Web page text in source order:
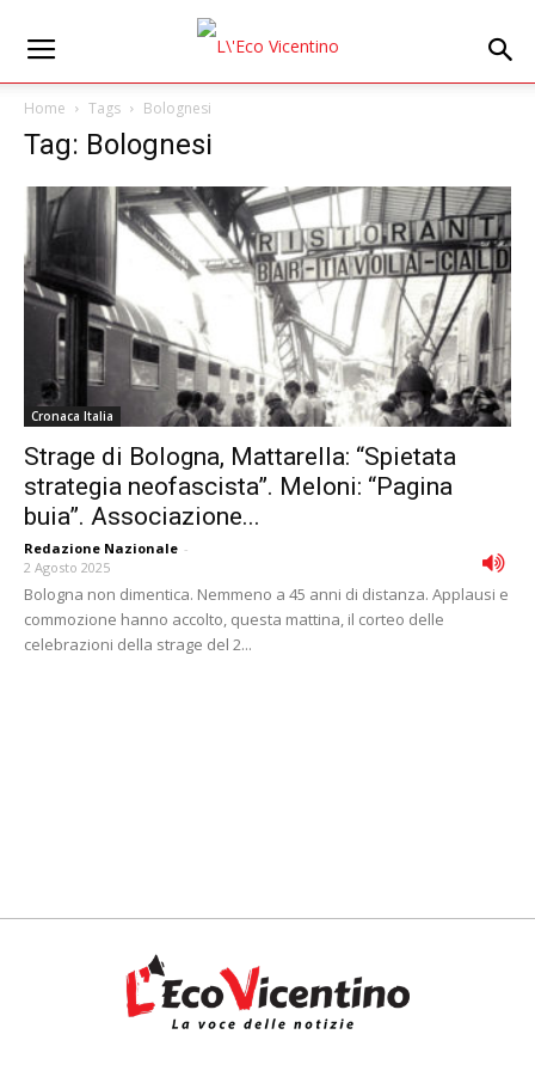
Home Tags Bolognesi
Tag: Bolognesi
Cronaca Italia
Strage di Bologna, Mattarella: “Spietata
strategia neofascista”. Meloni: “Pagina
buia”. Associazione...
Redazione Nazionale -
2 Agosto 2025
Bologna non dimentica. Nemmeno a 45 anni di distanza. Applausi e
commozione hanno accolto, questa mattina, il corteo delle
celebrazioni della strage del 2...